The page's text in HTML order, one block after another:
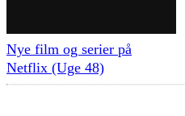
Nye film og serier på
Netflix (Uge 48)